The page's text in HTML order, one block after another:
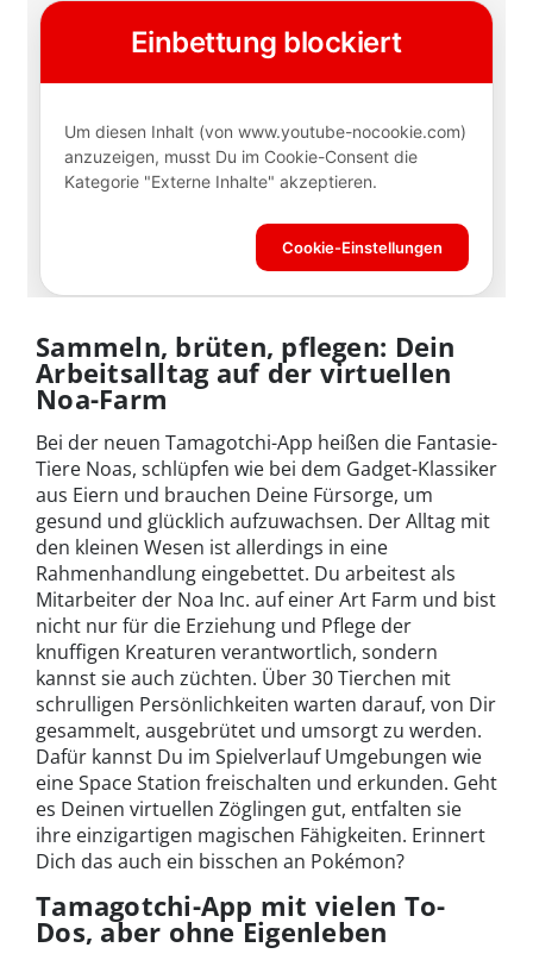
Sammeln, brüten, pflegen: Dein
Arbeitsalltag auf der virtuellen
Noa-Farm
Bei der neuen Tamagotchi-App heißen die Fantasie-
Tiere Noas, schlüpfen wie bei dem Gadget-Klassiker
aus Eiern und brauchen Deine Fürsorge, um
gesund und glücklich aufzuwachsen. Der Alltag mit
den kleinen Wesen ist allerdings in eine
Rahmenhandlung eingebettet. Du arbeitest als
Mitarbeiter der Noa Inc. auf einer Art Farm und bist
nicht nur für die Erziehung und Pflege der
knuffigen Kreaturen verantwortlich, sondern
kannst sie auch züchten. Über 30 Tierchen mit
schrulligen Persönlichkeiten warten darauf, von Dir
gesammelt, ausgebrütet und umsorgt zu werden.
Dafür kannst Du im Spielverlauf Umgebungen wie
eine Space Station freischalten und erkunden. Geht
es Deinen virtuellen Zöglingen gut, entfalten sie
ihre einzigartigen magischen Fähigkeiten. Erinnert
Dich das auch ein bisschen an Pokémon?
Tamagotchi-App mit vielen To-
Dos, aber ohne Eigenleben